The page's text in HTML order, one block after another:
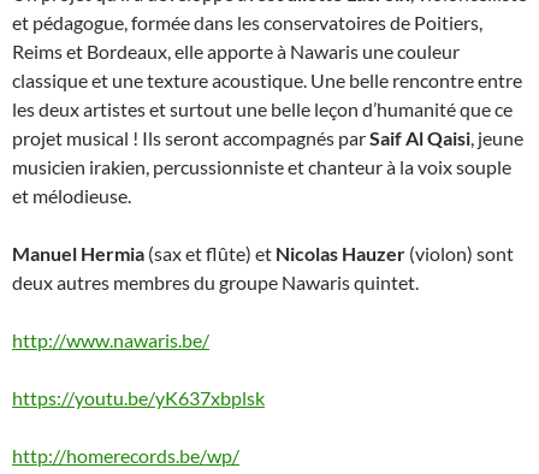
et pédagogue, formée dans les conservatoires de Poitiers,
Reims et Bordeaux, elle apporte à Nawaris une couleur
classique et une texture acoustique. Une belle rencontre entre
les deux artistes et surtout une belle leçon d’humanité que ce
projet musical ! Ils seront accompagnés parSaif Al Qaisi , jeune
musicien irakien, percussionniste et chanteur à la voix souple
et mélodieuse.
Manuel Hermia (sax et flûte) et Nicolas Hauzer (violon) sont
deux autres membres du groupe Nawaris quintet.
http://www.nawaris.be/
https://youtu.be/yK637xbplsk
http://homerecords.be/wp/